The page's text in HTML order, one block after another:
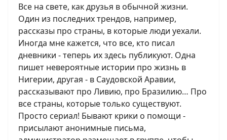
Все на свете, как друзья в обычной жизни.
Один из последних трендов, например,
рассказы про страны, в которые люди уехали.
Иногда мне кажется, что все, кто писал
дневники - теперь их здесь публикуют. Одна
пишет невероятные истории про жизнь в
Нигерии, другая - в Саудовской Аравии,
рассказывают про Ливию, про Бразилию… Про
все страны, которые только существуют.
Просто сериал! Бывают крики о помощи -
присылают анонимные письма,